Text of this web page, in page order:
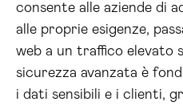
consente alle aziende di
alle proprie esigenze,
web a un traffico elevato
sicurezza avanzata è
i dati sensibili e i clienti,